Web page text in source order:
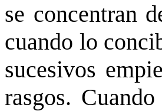
se concentran
cuando lo
sucesivos
rasgos.